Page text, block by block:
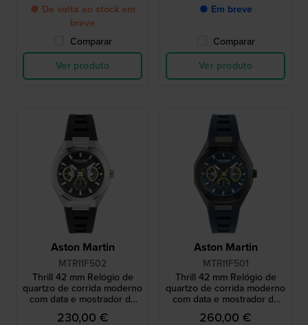
● De volta ao stock em
breve
Comparar
Ver produto
● Em breve
Comparar
Ver produto
Aston Martin
MTRI1F502
Thrill 42 mm Relógio de
quartzo de corrida moderno
com data e mostrador de
24 horas
230,00 €
Aston Martin
MTRI1F501
Thrill 42 mm Relógio de
quartzo de corrida moderno
com data e mostrador de
24 horas
260,00 €